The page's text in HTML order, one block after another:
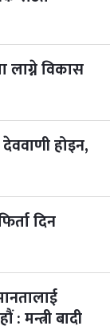
लाग्ने विकास
होइन,
दिन
: मन्त्री बादी